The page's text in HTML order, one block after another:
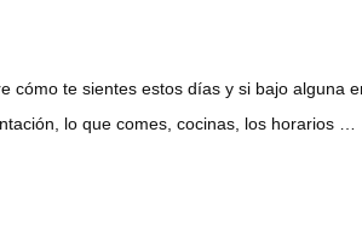
te sientes estos días y si bajo alguna
lo que comes, cocinas, los horarios …